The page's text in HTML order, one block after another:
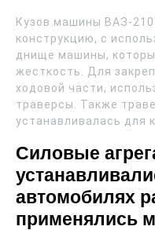
Кузов машины ВАЗ-
конструкцию, с
днище машины,
жесткость. Для
ходовой части,
траверсы. Также
устанавливалась для
Силовые
автомобилях
применялись